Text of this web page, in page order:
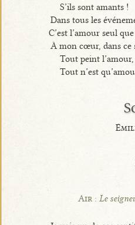
S’ils sont amants !
Dans tous les
C’est l’amour seul
À mon cœur, dans ce
Tout peint l’amour,
Tout n’est
Air :Le